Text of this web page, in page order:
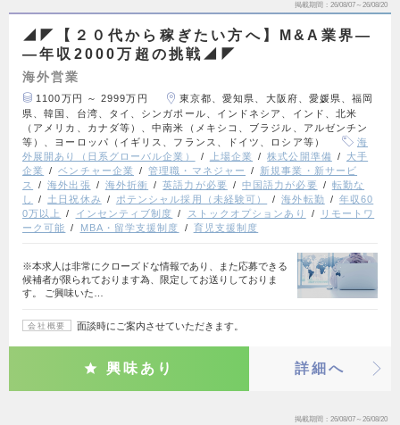
掲載期間 26/08/07～26/08/20
◢◤【２０代から稼ぎたい方へ】M&A業界―
―年収2000万超の挑戦◢◤
海外営業
1100万円 ～ 2999万円
東京都、愛知県、大阪府、愛媛県、福岡
県、韓国、台湾、タイ、シンガポール、インドネシア、インド、北米
（アメリカ、カナダ等）、中南米（メキシコ、ブラジル、アルゼンチン
等）、ヨーロッパ（イギリス、フランス、ドイツ、ロシア等）
海
外展開あり（日系グローバル企業）
上場企業 株式公開準備
大手
企業
ベンチャー企業 管理職・マネジャー
新規事業・新サービ
ス
海外出張 海外折衝 英語力が必要 中国語力が必要
転勤な
し
土日祝休み ポテンシャル採用（未経験可） 海外転勤
年収60
0万以上
インセンティブ制度 ストックオプションあり
リモートワ
ーク可能
MBA・留学支援制度 育児支援制度
※本求人は非常にクローズドな情報であり、また応募できる
候補者が限られております為、限定してお送りしておりま
す。 ご興味いた…
会社概要 面談時にご案内させていただきます。
興味あり 詳細へ
掲載期間 26/08/07～26/08/20